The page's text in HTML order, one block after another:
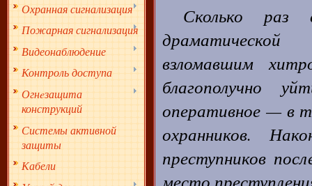
Охранная сигнализация
Пожарная сигнализация
Видеонаблюдение
Контроль доступа
Огнeзащита
конструкций
Системы активной
защиты
Кабели
Сколько раз
взломавшим
благополучно
оперативное — в
охранников.
преступников
место